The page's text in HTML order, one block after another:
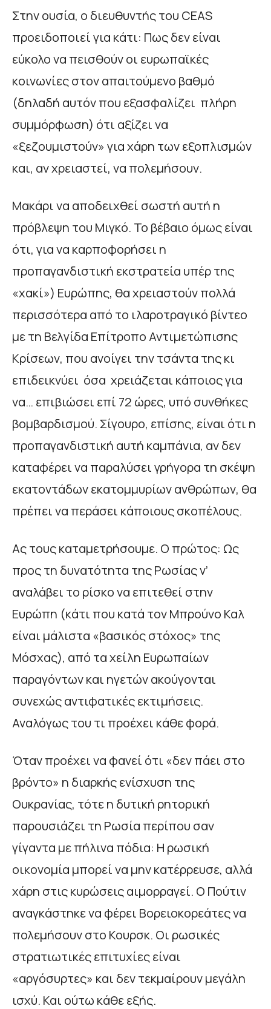
Στην ουσία, ο διευθυντής του CEAS
προειδοποιεί για κάτι: Πως δεν είναι
εύκολο να πεισθούν οι ευρωπαϊκές
κοινωνίες στον απαιτούμενο βαθμό
(δηλαδή αυτόν που εξασφαλίζει πλήρη
συμμόρφωση) ότι αξίζει να
«ξεζουμιστούν» για χάρη των εξοπλισμών
και, αν χρειαστεί, να πολεμήσουν.
Μακάρι να αποδειχθεί σωστή αυτή η
πρόβλεψη του Μιγκό. Το βέβαιο όμως είναι
ότι, για να καρποφορήσει η
προπαγανδιστική εκστρατεία υπέρ της
«χακί») Ευρώπης, θα χρειαστούν πολλά
περισσότερα από το ιλαροτραγικό βίντεο
με τη Βελγίδα Επίτροπο Αντιμετώπισης
Κρίσεων, που ανοίγει την τσάντα της κι
επιδεικνύει όσα χρειάζεται κάποιος για
να… επιβιώσει επί 72 ώρες, υπό συνθήκες
βομβαρδισμού. Σίγουρο, επίσης, είναι ότι η
προπαγανδιστική αυτή καμπάνια, αν δεν
καταφέρει να παραλύσει γρήγορα τη σκέψη
εκατοντάδων εκατομμυρίων ανθρώπων, θα
πρέπει να περάσει κάποιους σκοπέλους.
Ας τους καταμετρήσουμε. Ο πρώτος: Ως
προς τη δυνατότητα της Ρωσίας ν’
αναλάβει το ρίσκο να επιτεθεί στην
Ευρώπη (κάτι που κατά τον Μπρούνο Καλ
είναι μάλιστα «βασικός στόχος» της
Μόσχας), από τα χείλη Ευρωπαίων
παραγόντων και ηγετών ακούγονται
συνεχώς αντιφατικές εκτιμήσεις.
Αναλόγως του τι προέχει κάθε φορά.
Όταν προέχει να φανεί ότι «δεν πάει στο
βρόντο» η διαρκής ενίσχυση της
Ουκρανίας, τότε η δυτική ρητορική
παρουσιάζει τη Ρωσία περίπου σαν
γίγαντα με πήλινα πόδια: Η ρωσική
οικονομία μπορεί να μην κατέρρευσε, αλλά
χάρη στις κυρώσεις αιμορραγεί. Ο Πούτιν
αναγκάστηκε να φέρει Βορειοκορεάτες να
πολεμήσουν στο Κουρσκ. Οι ρωσικές
στρατιωτικές επιτυχίες είναι
«αργόσυρτες» και δεν τεκμαίρουν μεγάλη
ισχύ. Και ούτω κάθε εξής.